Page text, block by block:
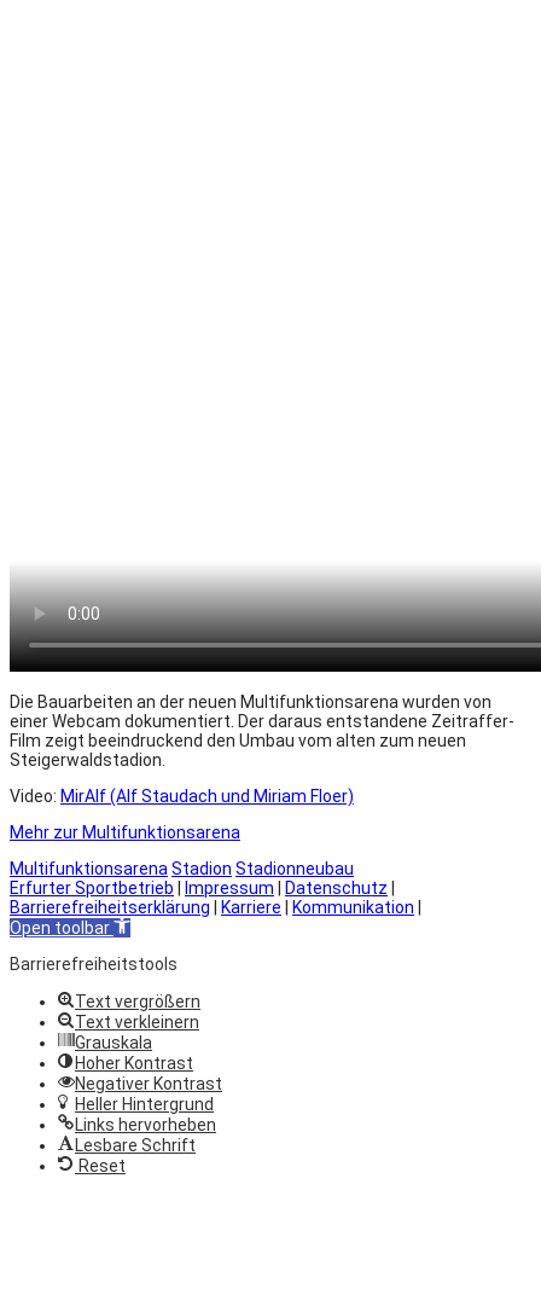
Die Bauarbeiten an der neuen Multifunktionsarena wurden von
einer Webcam dokumentiert. Der daraus entstandene Zeitraffer-
Film zeigt beeindruckend den Umbau vom alten zum neuen
Steigerwaldstadion.
Video: MirAlf (Alf Staudach und Miriam Floer)
Mehr zur Multifunktionsarena
Multifunktionsarena Stadion Stadionneubau
Erfurter Sportbetrieb | Impressum | Datenschutz |
Barrierefreiheitserklärung | Karriere | Kommunikation |
Open toolbar
Barrierefreiheitstools
Text vergrößern
Text verkleinern
Grauskala
Hoher Kontrast
Negativer Kontrast
Heller Hintergrund
Links hervorheben
Lesbare Schrift
Reset